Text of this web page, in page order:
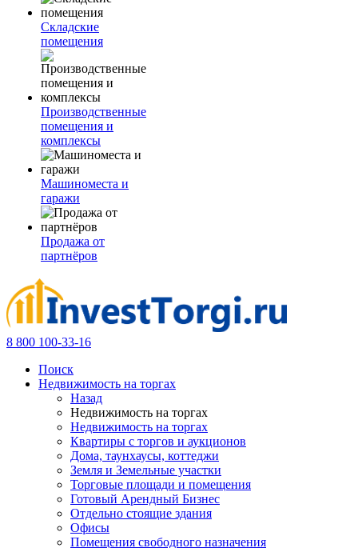
Складские
помещения
Производственные
помещения и
комплексы
Машиноместа и
гаражи
Продажа от
партнёров
8 800 100-33-16
Поиск
Недвижимость на торгах
Назад
Недвижимость на торгах
Недвижимость на торгах
Квартиры с торгов и аукционов
Дома, таунхаусы, коттеджи
Земля и Земельные участки
Торговые площади и помещения
Готовый Арендный Бизнес
Отдельно стоящие здания
Офисы
Помещения свободного назначения